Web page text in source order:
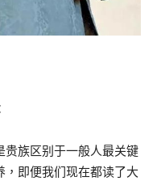
贵族区别于一般人最关键
，即便我们现在都读了大